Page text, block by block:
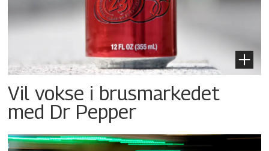
Vil vokse i brusmarkedet
med Dr Pepper